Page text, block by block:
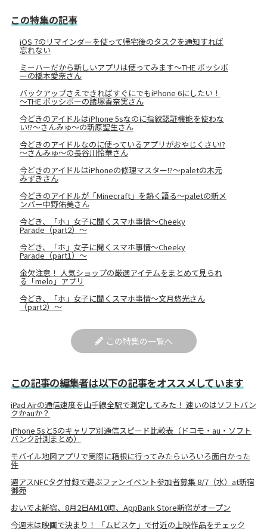
この特集の記事
iOS 7のリマインダーを使って帰宅後のタスクを通知すれば
忘れない
ミーハーだから新しいアプリは使ってみます～THE ポッシボ
ーの橋本愛奈さん
バックアップさえできればすぐにでもiPhone 6にしたい！
～THE ポッシボーの諸塚香奈実さん
今どきのアイドルはiPhone 5sなのに指紋認証機能を使わな
い!?～さんみゅ～の新原聖生さん
今どきのアイドルなのに使っているアプリがおやじくさい!?
～さんみゅ～の長谷川怜華さん
今どきのアイドルはiPhoneの修理マスター!?～paletの木元
みずきさん
今どきのアイドルが「Minecraft」を熱く語る〜paletの新メ
ンバー中野佑美さん
今どき、「ホ」女子に聞くスマホ事情～Cheeky
Parade（part2）～
今どき、「ホ」女子に聞くスマホ事情～Cheeky
Parade（part1）～
金欠注意！ 人気ショップの厳選アイテムをまとめて見られ
る「melo」アプリ
今どき、「ホ」女子に聞くスマホ事情～文月悠光さん
（part2）～
この特集の一覧へ
この記事の編集者は以下の記事をオススメしています
iPad Airの通信速度を山手線全駅で測定してみた！ 速いのはソフトバン
クかauか？
iPhone 5sと5のキャリア別通信スピード比較表（ドコモ・au・ソフト
バンク計測まとめ）
モバイル地図アプリで実際に箱根に行ってみたらいろいろ面白かった
件
週アスNFCタグ付録で遊ぶファンイベント参加者募集 8/7（水）at新宿
御苑
おいでよ新宿、8月2日AM10時、AppBank Store新宿がオープン
今週末は映画で決まり！ 「ムビスケ」で付近の上映作品をチェック